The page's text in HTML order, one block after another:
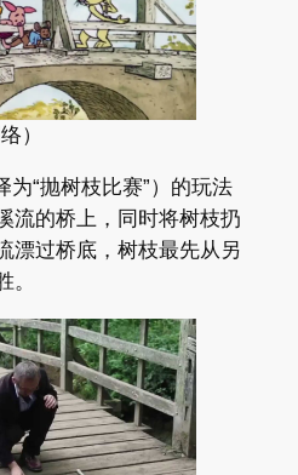
）
“抛树枝比赛”）的玩法
流的桥上，同时将树枝扔
漂过桥底，树枝最先从另
。